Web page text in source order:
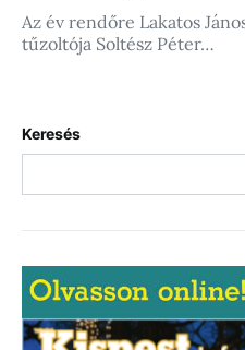
Az év rendőre Lakatos
tűzoltója Soltész Péter…
Keresés